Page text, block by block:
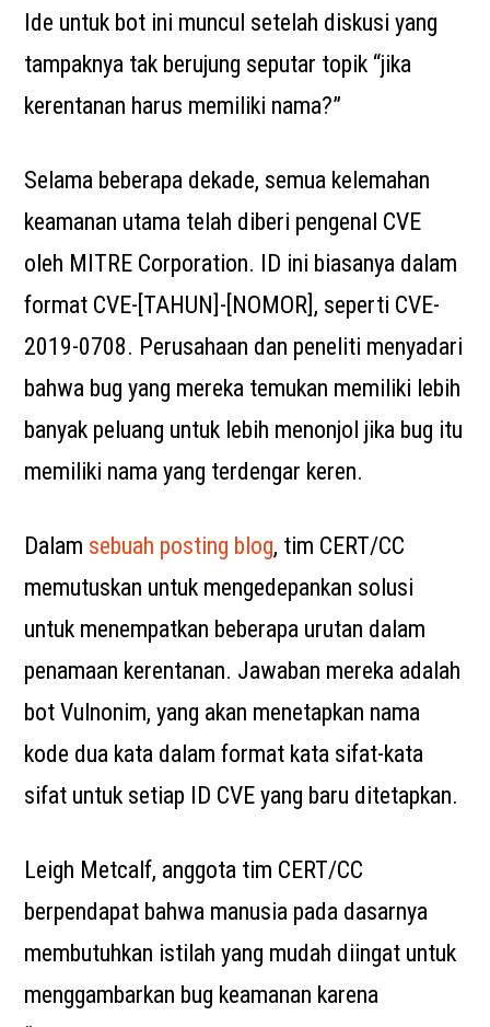
Ide untuk bot ini muncul setelah diskusi yang
tampaknya tak berujung seputar topik “jika
kerentanan harus memiliki nama?”
Selama beberapa dekade, semua kelemahan
keamanan utama telah diberi pengenal CVE
oleh MITRE Corporation. ID ini biasanya dalam
format CVE-[TAHUN]-[NOMOR], seperti CVE-
2019-0708. Perusahaan dan peneliti menyadari
bahwa bug yang mereka temukan memiliki lebih
banyak peluang untuk lebih menonjol jika bug itu
memiliki nama yang terdengar keren.
Dalam sebuah posting blog, tim CERT/CC
memutuskan untuk mengedepankan solusi
untuk menempatkan beberapa urutan dalam
penamaan kerentanan. Jawaban mereka adalah
bot Vulnonim, yang akan menetapkan nama
kode dua kata dalam format kata sifat-kata
sifat untuk setiap ID CVE yang baru ditetapkan.
Leigh Metcalf, anggota tim CERT/CC
berpendapat bahwa manusia pada dasarnya
membutuhkan istilah yang mudah diingat untuk
menggambarkan bug keamanan karena